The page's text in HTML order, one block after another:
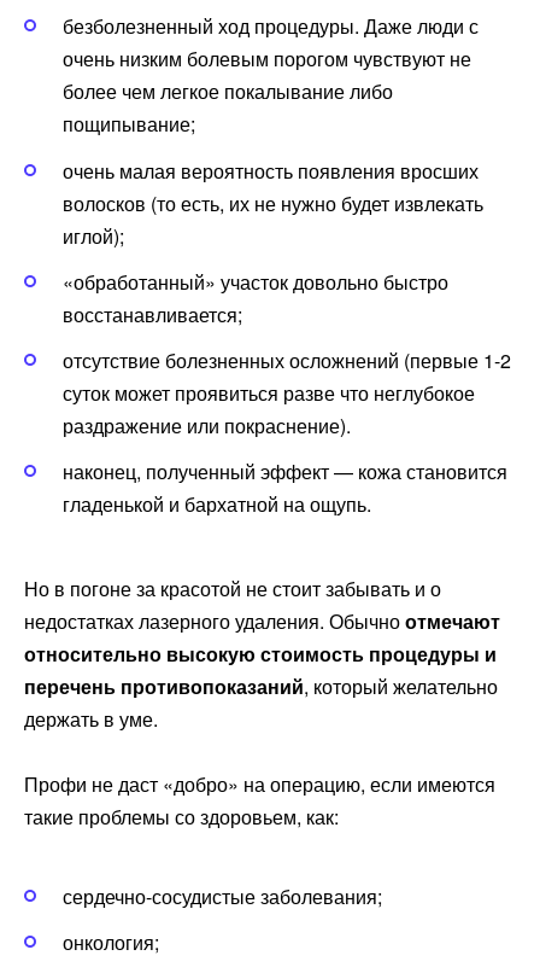
безболезненный ход процедуры. Даже люди с
очень низким болевым порогом чувствуют не
более чем легкое покалывание либо
пощипывание;
очень малая вероятность появления вросших
волосков (то есть, их не нужно будет извлекать
иглой);
«обработанный» участок довольно быстро
восстанавливается;
отсутствие болезненных осложнений (первые 1-2
суток может проявиться разве что неглубокое
раздражение или покраснение).
наконец, полученный эффект — кожа становится
гладенькой и бархатной на ощупь.
Но в погоне за красотой не стоит забывать и о
недостатках лазерного удаления. Обычноотмечают
относительно высокую стоимость процедуры и
перечень противопоказаний, который желательно
держать в уме.
Профи не даст «добро» на операцию, если имеются
такие проблемы со здоровьем, как:
сердечно-сосудистые заболевания;
онкология;